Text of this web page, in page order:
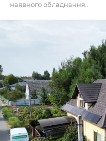
наявного обладнання..